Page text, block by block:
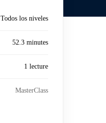
Todos los niveles
52.3 minutes
1 lecture
MasterClass